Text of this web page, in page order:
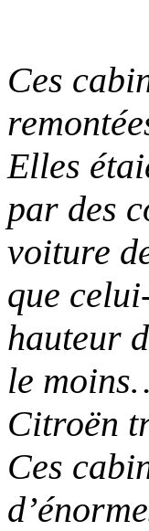
Ces
Elles
par des
voiture
que
hauteur
le
Citroën
Ces